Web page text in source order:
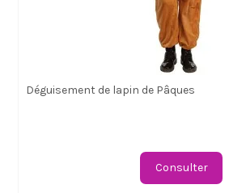
Déguisement de lapin de Pâques
Consulter